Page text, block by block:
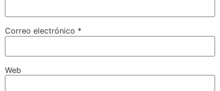
Correo electrónico *
Web